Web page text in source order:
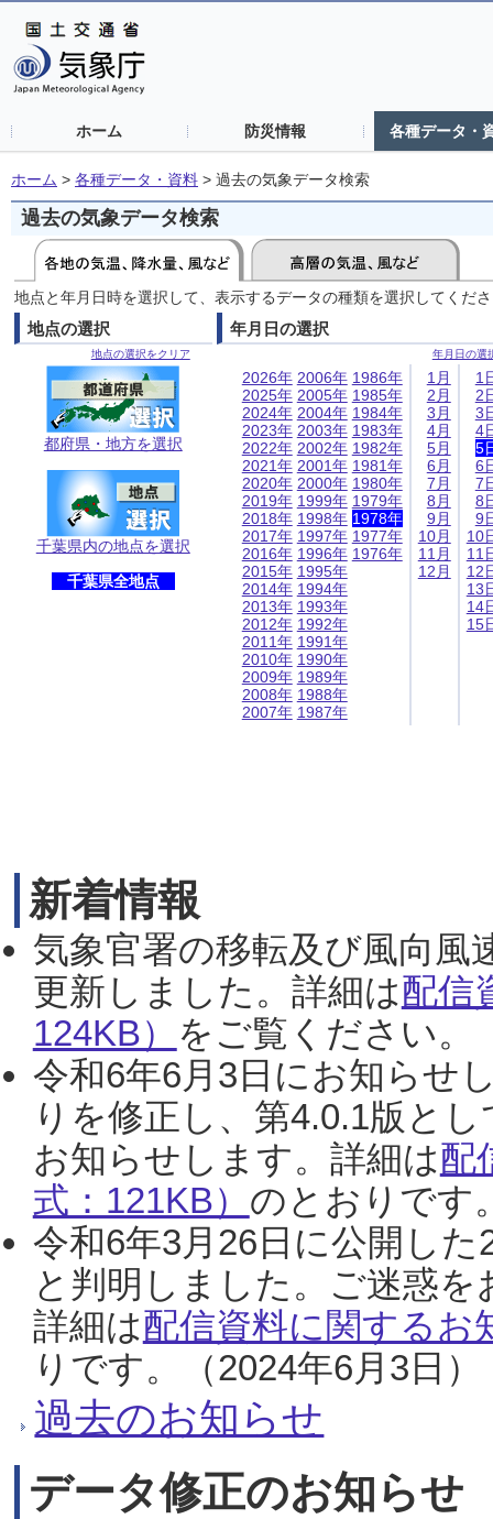
ホーム 防災情報 各種データ・
ホーム > 各種データ・資料 > 過去の気象データ検索
過去の気象データ検索
地点と年月日時を選択して、表示するデータの種類を選択してくだ
地点の選択
地点の選択をクリア
都府県・地方を選択
千葉県内の地点を選択
千葉県全地点
年月日の選択
年月日の選
2026年
2025年
2024年
2023年
2022年
2021年
2020年
2019年
2018年
2017年
2016年
2015年
2014年
2013年
2012年
2011年
2010年
2009年
2008年
2007年
2006年
2005年
2004年
2003年
2002年
2001年
2000年
1999年
1998年
1997年
1996年
1995年
1994年
1993年
1992年
1991年
1990年
1989年
1988年
1987年
1986年
1985年
1984年
1983年
1982年
1981年
1980年
1979年
1978年
1977年
1976年
1月
2月
3月
4月
5月
6月
7月
8月
9月
10月
11月
12月
1
2
3
4
5
6
7
8
9
10
11
12
13
14
15
新着情報
気象官署の移転及び風向風
更新しました。詳細は配信
124KB） をご覧ください。
令和6年6月3日にお知らせ
りを修正し、第4.0.1版と
お知らせします。詳細は配
式：121KB） のとおりです
令和6年3月26日に公開し
と判明しました。ご迷惑
詳細は配信資料に関するお
りです。（2024年6月3日）
過去のお知らせ
データ修正のお知らせ